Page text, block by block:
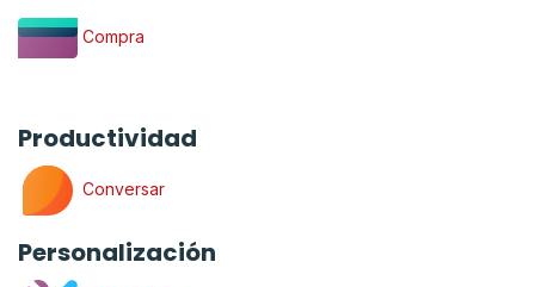
Compra
Productividad
Conversar
Personalización